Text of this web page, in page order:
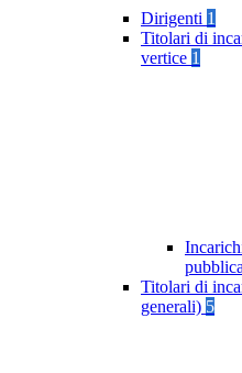
Dirigenti 1
Titolari di
vertice 1
Titolari di
generali) 5